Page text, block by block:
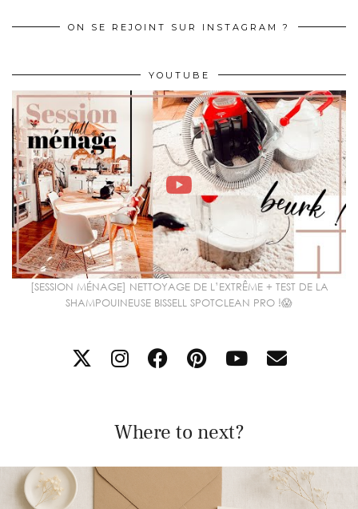
ON SE REJOINT SUR INSTAGRAM ?
YOUTUBE
[SESSION MÉNAGE] NETTOYAGE DE L’EXTRÊME + TEST DE LA
SHAMPOUINEUSE BISSELL SPOTCLEAN PRO !😱
Where to next?